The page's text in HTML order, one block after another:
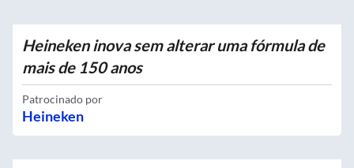
Heineken inova sem alterar uma fórmula de
mais de 150 anos
Patrocinado por
Heineken